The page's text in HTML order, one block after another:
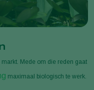
Mede om die reden gaat
maximaal biologisch te werk.